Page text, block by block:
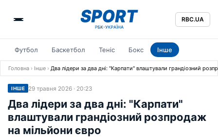
RBC.UA
Футбол Баскетбол Теніс Бокс Інше
Головна › Інше › Два лідери за два дні: "Карпати" влаштували грандіозний
ІНШЕ 29 травня 2026 · 20:23
Два лідери за два дні: "Карпати"
влаштували грандіозний розпродаж
на мільйони євро